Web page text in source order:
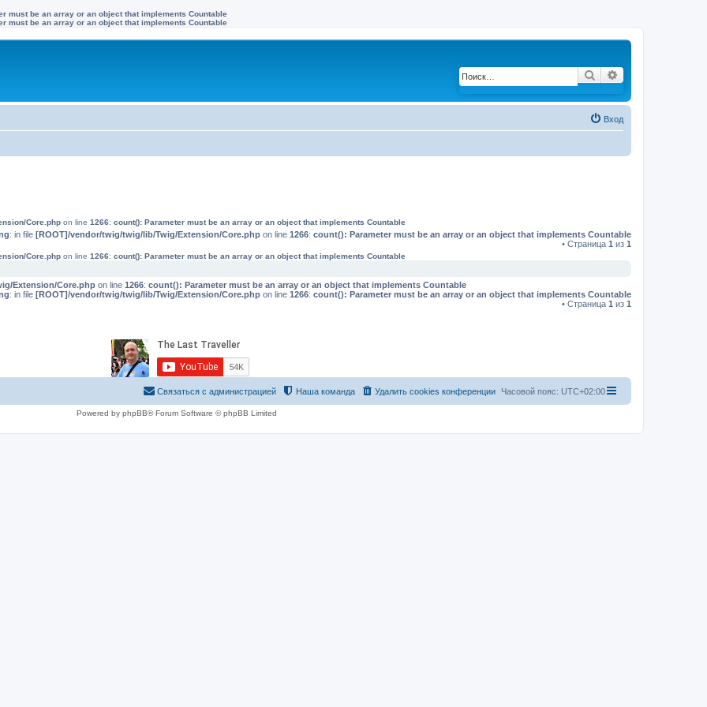
must be an array or an object that implements Countable
must be an array or an object that implements Countable
Поиск
Вход
Core.php on line 1266: count(): Parameter must be an array or an object that implements Countable
: in file [ROOT]/vendor/twig/twig/lib/Twig/Extension/Core.php on line 1266: count(): Parameter must be an array or an object that implements Countable
• Страница 1 из 1
Core.php on line 1266: count(): Parameter must be an array or an object that implements Countable
Extension/Core.php on line 1266: count(): Parameter must be an array or an object that implements Countable
: in file [ROOT]/vendor/twig/twig/lib/Twig/Extension/Core.php on line 1266: count(): Parameter must be an array or an object that implements Countable
• Страница 1 из 1
Часовой пояс: UTC+02:00
Удалить cookies конференции
Наша команда
Связаться с администрацией
Powered by phpBB® Forum Software © phpBB Limited